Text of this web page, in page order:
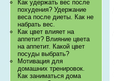
Как удержать вес после
похудения? Удержание
веса после диеты. Как не
набрать вес.
Как цвет влияет на
аппетит? Влияние цвета
на аппетит. Какой цвет
посуды выбрать?
Мотивация для
домашних тренировок.
Как заниматься дома